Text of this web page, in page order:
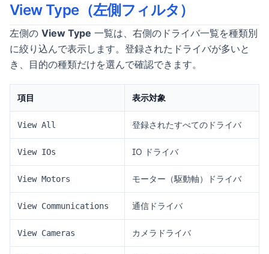
View Type（左側フィルタ）
左側の View Type 一覧は、右側のドライバ一覧を種類別
に絞り込んで表示します。登録されたドライバが多いと
き、目的の種類だけを選んで確認できます。
項目 表示対象
View All 登録されたすべてのドライバ
View IOs IO ドライバ
View Motors モーター（駆動軸）ドライバ
View Communications 通信ドライバ
View Cameras カメラドライバ